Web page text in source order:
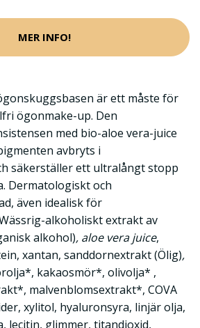
MER INFO!
är ett måste för
ögonmake-up. Den
med bio-aloe vera-juice
avbryts i
säkerställer ett ultralångt stopp
Dermatologiskt och
även idealisk för
alkoholiskt extrakt av
alkohol), aloe vera juice,
xantan, sanddornextrakt (Ölig),
kakaosmör*, olivolja* ,
malvenblomsextrakt*, COVA
xylitol, hyaluronsyra, linjär olja,
lecitin, glimmer, titandioxid,